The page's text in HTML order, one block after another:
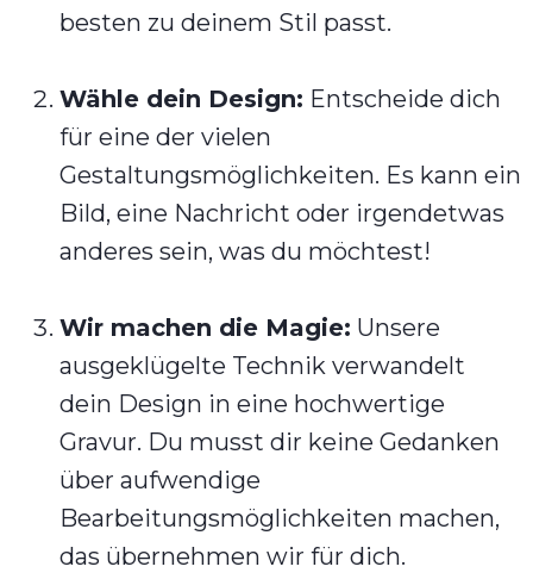
besten zu deinem Stil passt.
Wähle dein Design: Entscheide dich
für eine der vielen
Gestaltungsmöglichkeiten. Es kann ein
Bild, eine Nachricht oder irgendetwas
anderes sein, was du möchtest!
Wir machen die Magie: Unsere
ausgeklügelte Technik verwandelt
dein Design in eine hochwertige
Gravur. Du musst dir keine Gedanken
über aufwendige
Bearbeitungsmöglichkeiten machen,
das übernehmen wir für dich.